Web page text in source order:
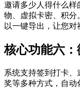
邀请多少人得什么样
物、虚拟卡密、积分
以一键导出，让您对
核心功能六
系统支持签到打卡
奖等多种方式，自动